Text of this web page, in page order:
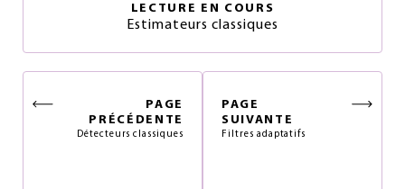
LECTURE EN COURS
Estimateurs classiques
PAGE
PRÉCÉDENTE
Détecteurs classiques
PAGE
SUIVANTE
Filtres adaptatifs